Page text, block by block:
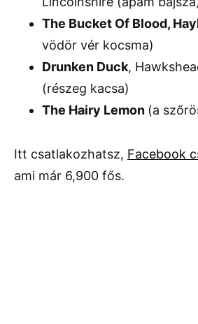
The Bucket Of Blood,
vödör vér kocsma)
Drunken Duck,
(részeg kacsa)
The Hairy Lemon (a
Itt csatlakozhatsz, Facebook
ami már 6,900 fős.